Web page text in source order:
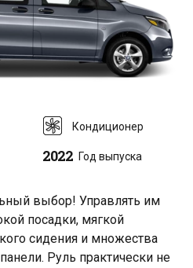
Кондиционер
2022 Год выпуска
выбор! Управлять им
посадки, мягкой
сидения и множества
Руль практически не